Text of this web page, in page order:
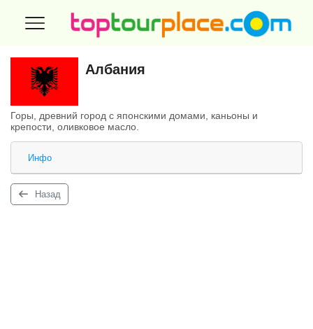
Албания
Горы, древний город с японскими домами, каньоны и
крепости, оливковое масло.
Инфо
Назад